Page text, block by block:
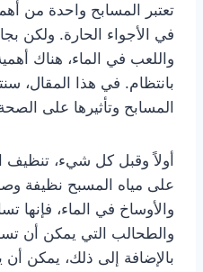
تعتبر المسابح واحدة من
في الأجواء الحارة. ولكن
واللعب في الماء، هناك
بانتظام. في هذا المقال،
المسابح وتأثيرها على
أولاً وقبل كل شيء،
على مياه المسبح نظيفة
والأوساخ في الماء، فإنها
والطحالب التي يمكن أن
بالإضافة إلى ذلك، يمكن